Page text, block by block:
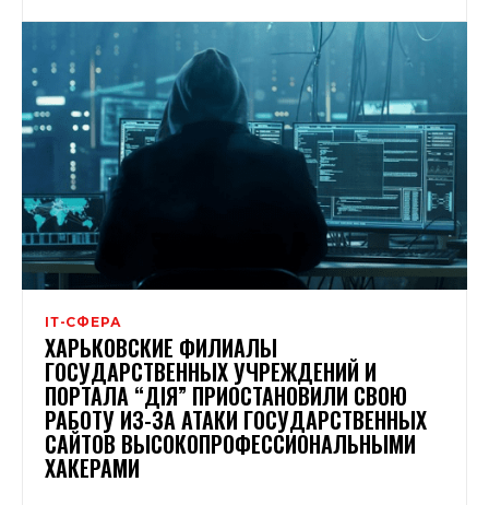
ІТ-СФЕРА
ХАРЬКОВСКИЕ ФИЛИАЛЫ
ГОСУДАРСТВЕННЫХ УЧРЕЖДЕНИЙ И
ПОРТАЛА “ДІЯ” ПРИОСТАНОВИЛИ СВОЮ
РАБОТУ ИЗ-ЗА АТАКИ ГОСУДАРСТВЕННЫХ
САЙТОВ ВЫСОКОПРОФЕССИОНАЛЬНЫМИ
ХАКЕРАМИ